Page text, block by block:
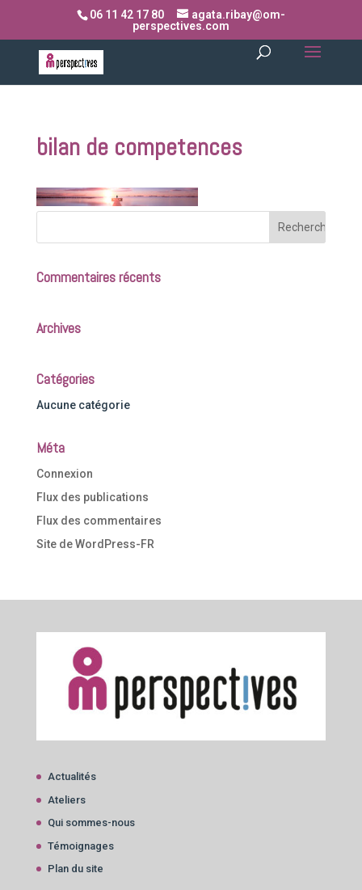
06 11 42 17 80
agata.ribay@om-
perspectives.com
bilan de competences
Commentaires récents
Archives
Catégories
Aucune catégorie
Méta
Connexion
Flux des publications
Flux des commentaires
Site de WordPress-FR
Actualités
Ateliers
Qui sommes-nous
Témoignages
Plan du site